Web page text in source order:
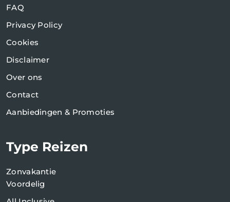
FAQ
Privacy Policy
Cookies
Disclaimer
Over ons
Contact
Aanbiedingen & Promoties
Type Reizen
Zonvakantie
Voordelig